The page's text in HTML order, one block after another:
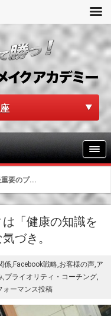
重要のプ...
「健康の知識を
づき。
係,Facebook戦略,お客様の声,ア
,プライオリティ・コーチング,
ォーマンス投稿